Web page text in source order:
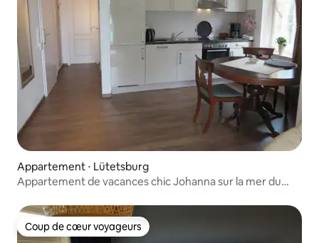
Appartement ⋅ Lütetsburg
Appartement de vacances chic Johanna sur la mer du
Coup de cœur voyageurs
Coup de cœur voyageurs